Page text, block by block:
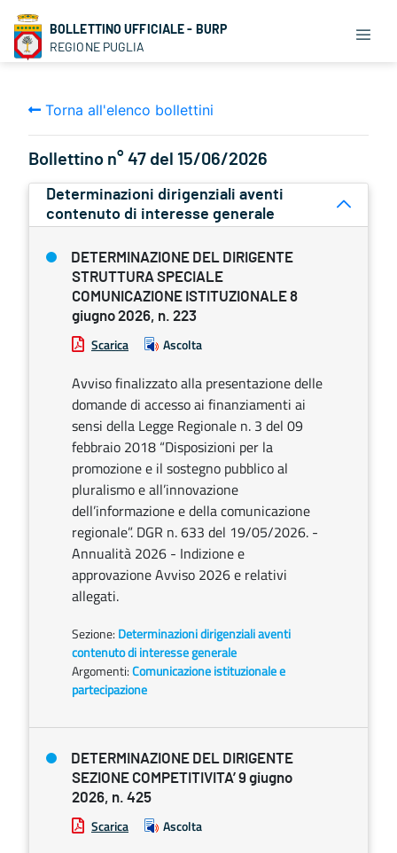
BOLLETTINO UFFICIALE - BURP
REGIONE PUGLIA
Torna all'elenco bollettini
Bollettino n° 47 del 15/06/2026
Determinazioni dirigenziali aventi
contenuto di interesse generale
DETERMINAZIONE DEL DIRIGENTE
STRUTTURA SPECIALE
COMUNICAZIONE ISTITUZIONALE 8
giugno 2026, n. 223
Scarica Ascolta
Avviso finalizzato alla presentazione delle
domande di accesso ai finanziamenti ai
sensi della Legge Regionale n. 3 del 09
febbraio 2018 “Disposizioni per la
promozione e il sostegno pubblico al
pluralismo e all’innovazione
dell’informazione e della comunicazione
regionale”. DGR n. 633 del 19/05/2026. -
Annualità 2026 - Indizione e
approvazione Avviso 2026 e relativi
allegati.
Sezione: Determinazioni dirigenziali aventi
contenuto di interesse generale
Argomenti:Comunicazione istituzionale e
partecipazione
DETERMINAZIONE DEL DIRIGENTE
SEZIONE COMPETITIVITA’ 9 giugno
2026, n. 425
Scarica Ascolta